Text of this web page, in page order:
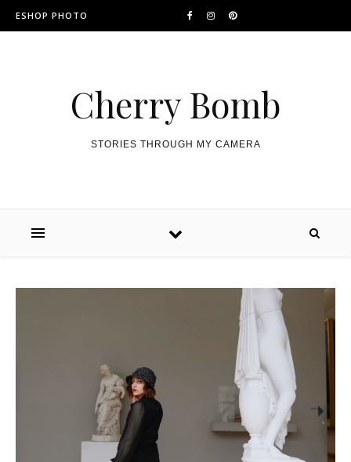
ESHOP PHOTO
Cherry Bomb
STORIES THROUGH MY CAMERA